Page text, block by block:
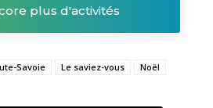
plus d'activités
Savoie Le saviez-vous Noël